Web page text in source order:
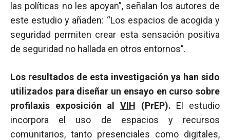
las políticas no les apoyan”, señalan los autores de
este estudio y añaden: “Los espacios de acogida y
seguridad permiten crear esta sensación positiva
de seguridad no hallada en otros entornos”.
Los resultados de esta investigación ya han sido
utilizados para diseñar un ensayo en curso sobre
profilaxis exposición al VIH (PrEP). El estudio
incorpora el uso de espacios y recursos
comunitarios, tanto presenciales como digitales,